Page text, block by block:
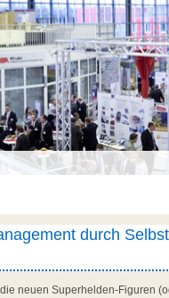
durch
neuen Superhelden-Figuren